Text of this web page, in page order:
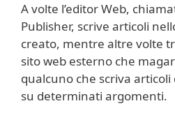
A volte l’editor Web,
Publisher, scrive articoli
creato, mentre altre volte
sito web esterno che
qualcuno che scriva
su determinati argomenti.